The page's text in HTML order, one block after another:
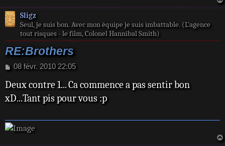
Sligz
Seul, je suis bon. Avec mon équipe je suis imbattable. (L’agence
tout risques - le film, Colonel Hannibal Smith)
RE:Brothers
M
s
s
a
e
08 févr. 2010 22:05
Deux contre 1... Ca commence a pas sentir bon
xD...Tant pis pour vous :p